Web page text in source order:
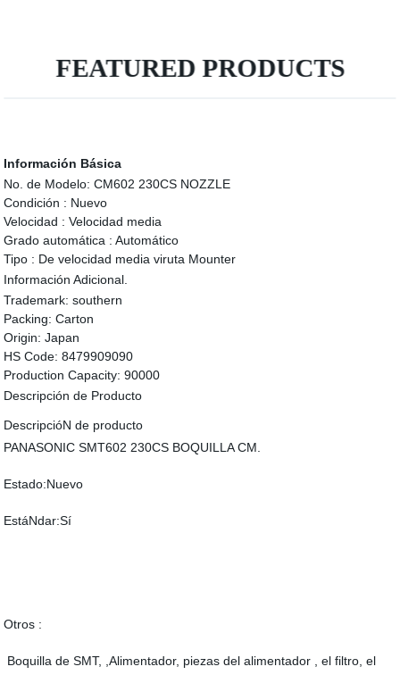
FEATURED PRODUCTS
Información Básica
No. de Modelo: CM602 230CS NOZZLE
Condición : Nuevo
Velocidad : Velocidad media
Grado automática : Automático
Tipo : De velocidad media viruta Mounter
Información Adicional.
Trademark: southern
Packing: Carton
Origin: Japan
HS Code: 8479909090
Production Capacity: 90000
Descripción de Producto
DescripcióN de producto
PANASONIC SMT602 230CS BOQUILLA CM.
Estado:Nuevo
EstáNdar:Sí
Otros :
Boquilla de SMT, ,Alimentador, piezas del alimentador , el filtro, el